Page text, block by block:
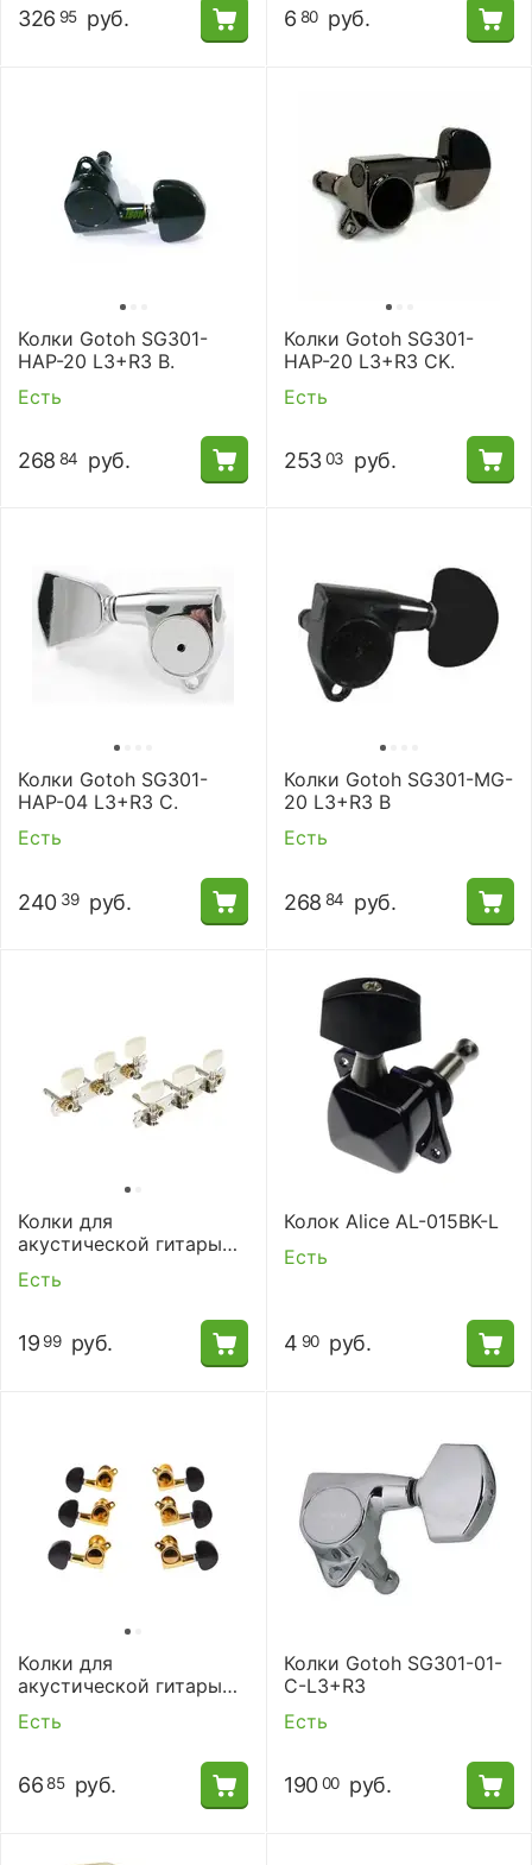
326 95 руб. 6 80 руб.
Колки Gotoh SG301-
HAP-20 L3+R3 B.
Есть
268 84 руб.
Колки Gotoh SG301-
HAP-20 L3+R3 CK.
Есть
253 03 руб.
Колки Gotoh SG301-
HAP-04 L3+R3 C.
Есть
240 39 руб.
Колки Gotoh SG301-MG-
20 L3+R3 B
Есть
268 84 руб.
Колки для
акустической гитары
Alice AOD-017AP
Есть
19 99 руб.
Колок Alice AL-015BK-L
Есть
4 90 руб.
Колки для
акустической гитары
Есть
6685 руб.
Колки Gotoh SG301-01-
C-L3+R3
Есть
190 00 руб.